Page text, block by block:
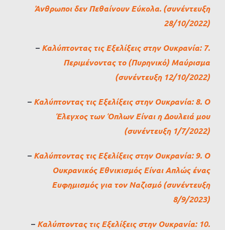
Άνθρωποι δεν Πεθαίνουν Εύκολα. (συνέντευξη
28/10/2022)
– Καλύπτοντας τις Εξελίξεις στην Ουκρανία: 7.
Περιμένοντας το (Πυρηνικό) Μαύρισμα
(συνέντευξη 12/10/2022)
– Καλύπτοντας τις Εξελίξεις στην Ουκρανία: 8. Ο
Έλεγχος των Όπλων Είναι η Δουλειά μου
(συνέντευξη 1/7/2022)
– Καλύπτοντας τις Εξελίξεις στην Ουκρανία: 9. Ο
Ουκρανικός Εθνικισμός Είναι Απλώς ένας
Ευφημισμός για τον Ναζισμό (συνέντευξη
8/9/2023)
– Καλύπτοντας τις Εξελίξεις στην Ουκρανία: 10.